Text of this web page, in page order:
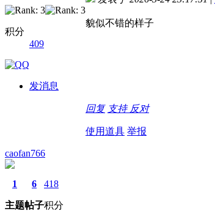
积分
409
发消息
貌似不错的样子
回复 支持 反对
使用道具 举报
caofan766
1
主题
6
帖子
418
积分